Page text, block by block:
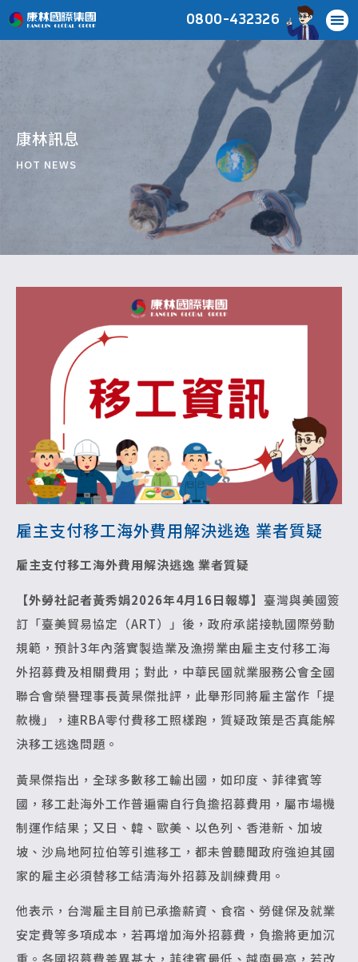
0800-432326
康林訊息
HOT NEWS
雇主支付移工海外費用解決逃逸 業者質疑
雇主支付移工海外費用解決逃逸 業者質疑
【外勞社記者黃秀娟2026年4月16日報導】 臺灣與美國簽
訂「臺美貿易協定（ART）」後，政府承諾接軌國際勞動
規範，預計3年內落實製造業及漁撈業由雇主支付移工海
外招募費及相關費用；對此，中華民國就業服務公會全國
聯合會榮譽理事長黃杲傑批評，此舉形同將雇主當作「提
款機」，連RBA零付費移工照樣跑，質疑政策是否真能解
決移工逃逸問題。
黃杲傑指出，全球多數移工輸出國，如印度、菲律賓等
國，移工赴海外工作普遍需自行負擔招募費用，屬市場機
制運作結果；又日、韓、歐美、以色列、香港新、加坡
坡、沙烏地阿拉伯等引進移工，都未曾聽聞政府強迫其國
家的雇主必須替移工結清海外招募及訓練費用。
他表示，台灣雇主目前已承擔薪資、食宿、勞健保及就業
安定費等多項成本，若再增加海外招募費，負擔將更加沉
重。各國招募費差異甚大，菲律賓最低、越南最高，若改